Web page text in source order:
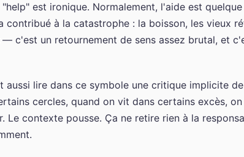
est ironique. Normalement, l'aide est
contribué à la catastrophe : la boisson, les vieux
— c'est un retournement de sens assez brutal, et
aussi lire dans ce symbole une critique implicite
cercles, quand on vit dans certains excès,
Le contexte pousse. Ça ne retire rien à la